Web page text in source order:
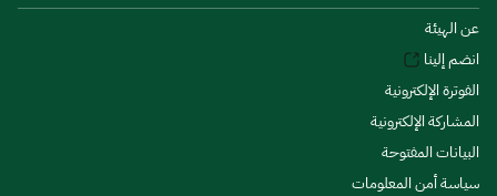
عن الهيئة
انضم إلينا
الفوترة الإلكترونية
المشاركة الإلكترونية
البيانات المفتوحة
سياسة أمن المعلومات